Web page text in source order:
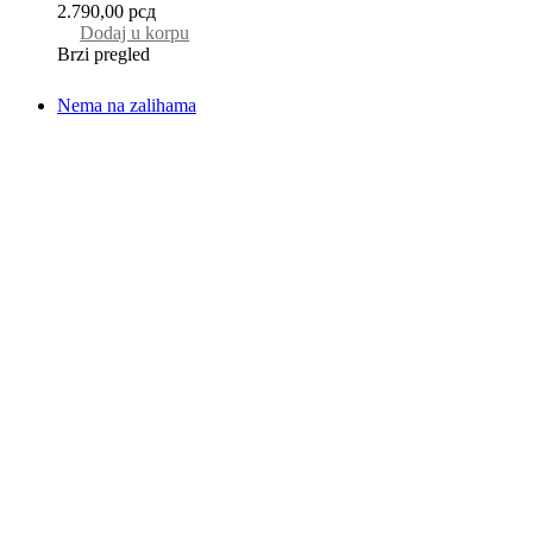
2.790,00 рсд
Dodaj u korpu
Brzi pregled
Nema na zalihama